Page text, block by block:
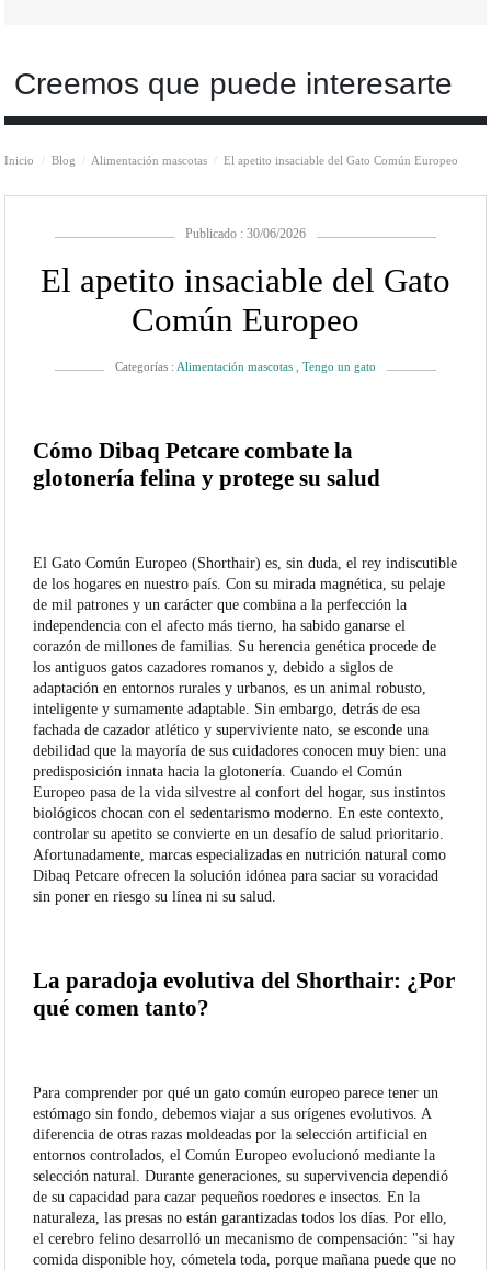
Creemos que puede interesarte
Inicio Blog Alimentación mascotas El apetito insaciable del Gato Común Europeo
Publicado : 30/06/2026
El apetito insaciable del Gato
Común Europeo
Categorías : Alimentación mascotas Tengo un gato
Cómo Dibaq Petcare combate la
glotonería felina y protege su salud
El Gato Común Europeo (Shorthair) es, sin duda, el rey indiscutible
de los hogares en nuestro país. Con su mirada magnética, su pelaje
de mil patrones y un carácter que combina a la perfección la
independencia con el afecto más tierno, ha sabido ganarse el
corazón de millones de familias. Su herencia genética procede de
los antiguos gatos cazadores romanos y, debido a siglos de
adaptación en entornos rurales y urbanos, es un animal robusto,
inteligente y sumamente adaptable. Sin embargo, detrás de esa
fachada de cazador atlético y superviviente nato, se esconde una
debilidad que la mayoría de sus cuidadores conocen muy bien: una
predisposición innata hacia la glotonería. Cuando el Común
Europeo pasa de la vida silvestre al confort del hogar, sus instintos
biológicos chocan con el sedentarismo moderno. En este contexto,
controlar su apetito se convierte en un desafío de salud prioritario.
Afortunadamente, marcas especializadas en nutrición natural como
Dibaq Petcare ofrecen la solución idónea para saciar su voracidad
sin poner en riesgo su línea ni su salud.
La paradoja evolutiva del Shorthair: ¿Por
qué comen tanto?
Para comprender por qué un gato común europeo parece tener un
estómago sin fondo, debemos viajar a sus orígenes evolutivos. A
diferencia de otras razas moldeadas por la selección artificial en
entornos controlados, el Común Europeo evolucionó mediante la
selección natural. Durante generaciones, su supervivencia dependió
de su capacidad para cazar pequeños roedores e insectos. En la
naturaleza, las presas no están garantizadas todos los días. Por ello,
el cerebro felino desarrolló un mecanismo de compensación: "si hay
comida disponible hoy, cómetela toda, porque mañana puede que no